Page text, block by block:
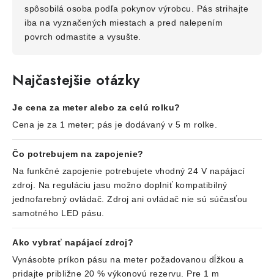
spôsobilá osoba podľa pokynov výrobcu. Pás strihajte
iba na vyznačených miestach a pred nalepením
povrch odmastite a vysušte.
Najčastejšie otázky
Je cena za meter alebo za celú rolku?
Cena je za 1 meter; pás je dodávaný v 5 m rolke.
Čo potrebujem na zapojenie?
Na funkčné zapojenie potrebujete vhodný 24 V napájací
zdroj. Na reguláciu jasu možno doplniť kompatibilný
jednofarebný ovládač. Zdroj ani ovládač nie sú súčasťou
samotného LED pásu.
Ako vybrať napájací zdroj?
Vynásobte príkon pásu na meter požadovanou dĺžkou a
pridajte približne 20 % výkonovú rezervu. Pre 1 m